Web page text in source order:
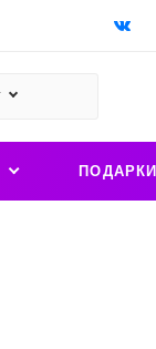
ПОДАРКИ